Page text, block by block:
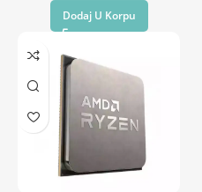
Dodaj U Korpu